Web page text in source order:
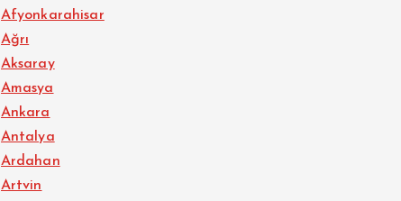
Afyonkarahisar
Ağrı
Aksaray
Amasya
Ankara
Antalya
Ardahan
Artvin